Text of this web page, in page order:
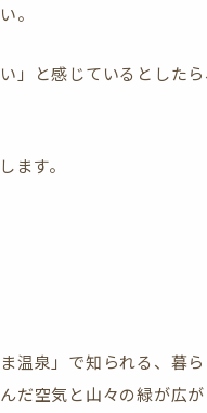
。
」と感じているとしたら
ます。
温泉」で知られる、暮
だ空気と山々の緑が広が